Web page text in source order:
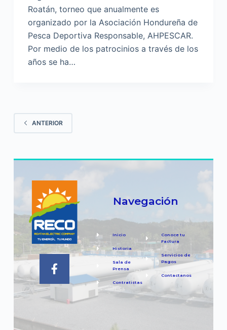
Roatán, torneo que anualmente es
organizado por la Asociación Hondureña de
Pesca Deportiva Responsable, AHPESCAR.
Por medio de los patrocinios a través de los
años se ha…
ANTERIOR
Navegación
Inicio
Historia
Sala de
Prensa
Contratistas
Conoce tu
Factura
Servicios de
Pagos
Contactanos